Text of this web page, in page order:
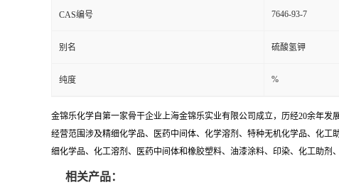
CAS编号 7646-93-7
别名 硫酸氢钾
纯度 %
金锦乐化学自第一家骨干企业上海金锦乐实业有限公司成立，历经20余年
经营范围涉及精细化学品、医药中间体、化学溶剂、特种无机化学品、化
细化学品、化工溶剂、医药中间体和橡胶塑料、油漆涂料、印染、化工助剂
相关产品：